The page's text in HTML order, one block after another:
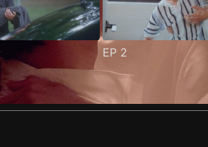
EP 2
推荐影片 剧情介绍